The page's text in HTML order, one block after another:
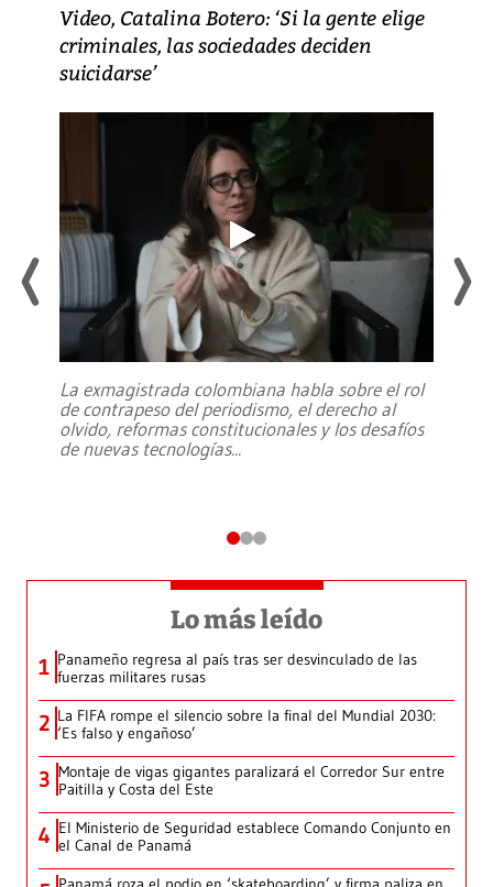
Video, Catalina Botero: ‘Si la gente elige
criminales, las sociedades deciden
suicidarse’
La exmagistrada colombiana habla sobre el rol
de contrapeso del periodismo, el derecho al
olvido, reformas constitucionales y los desafíos
de nuevas tecnologías...
Lo más leído
1 Panameño regresa al país tras ser desvinculado de las
fuerzas militares rusas
2 La FIFA rompe el silencio sobre la final del Mundial 2030:
‘Es falso y engañoso’
3 Montaje de vigas gigantes paralizará el Corredor Sur entre
Paitilla y Costa del Este
4 El Ministerio de Seguridad establece Comando Conjunto en
el Canal de Panamá